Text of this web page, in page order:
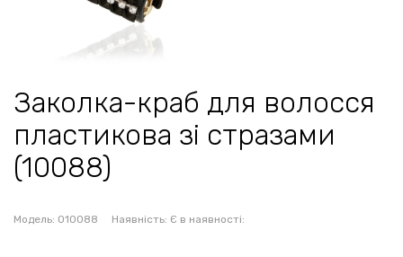
Заколка-краб для волосся
пластикова зі стразами
(10088)
Модель: 010088 Наявність: Є в наявності: